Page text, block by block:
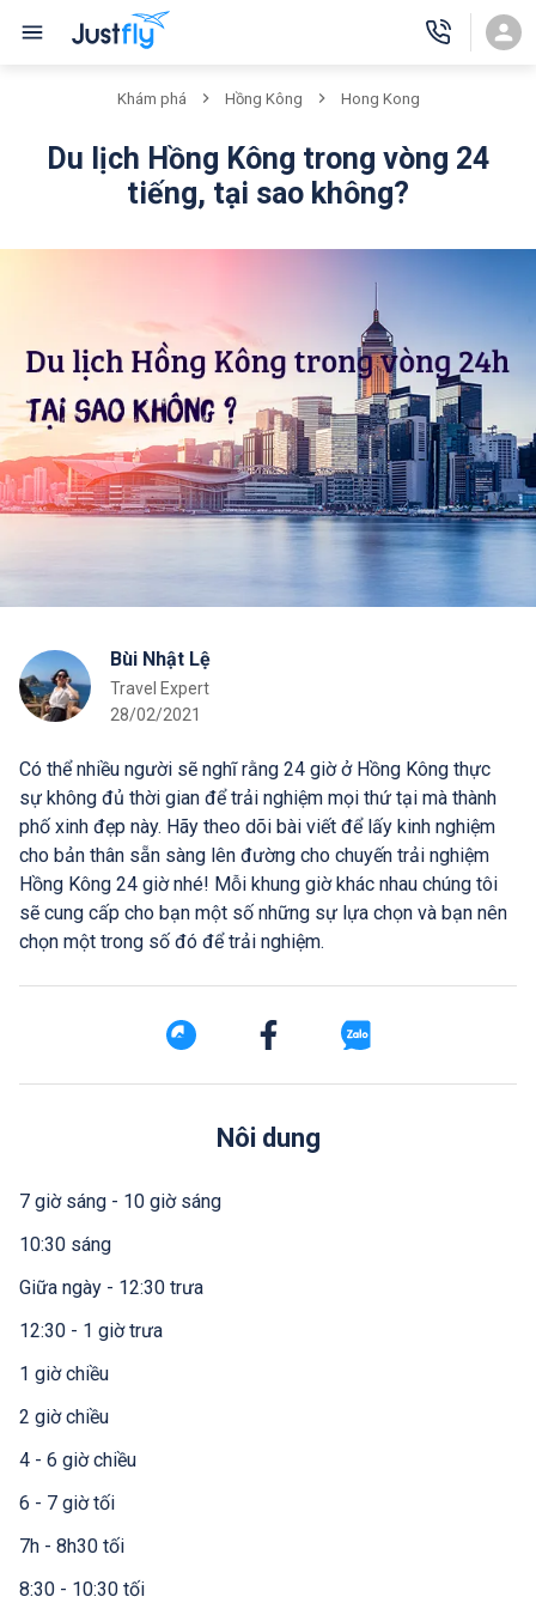
Khám phá Hồng Kông Hong Kong
Du lịch Hồng Kông trong vòng 24
tiếng, tại sao không?
Bùi Nhật Lệ
Travel Expert
28/02/2021
Có thể nhiều người sẽ nghĩ rằng 24 giờ ở Hồng Kông thực
sự không đủ thời gian để trải nghiệm mọi thứ tại mà thành
phố xinh đẹp này. Hãy theo dõi bài viết để lấy kinh nghiệm
cho bản thân sẵn sàng lên đường cho chuyến trải nghiệm
Hồng Kông 24 giờ nhé! Mỗi khung giờ khác nhau chúng tôi
sẽ cung cấp cho bạn một số những sự lựa chọn và bạn nên
chọn một trong số đó để trải nghiệm.
Nôi dung
7 giờ sáng - 10 giờ sáng
10:30 sáng
Giữa ngày - 12:30 trưa
12:30 - 1 giờ trưa
1 giờ chiều
2 giờ chiều
4 - 6 giờ chiều
6 - 7 giờ tối
7h - 8h30 tối
8:30 - 10:30 tối